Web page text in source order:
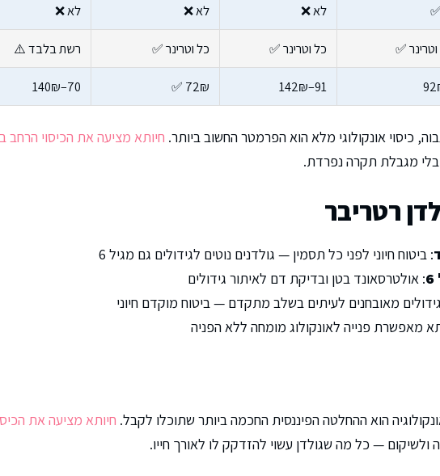
לא ❌ לא ❌ לא ❌
✅ כל וטרינר ✅ כל וטרינר ✅ רשת בלבד ⚠️
91–142₪
72₪ ✅
70–140₪
כיסוי אונקולוגי מלא הוא הפרמטר החשוב ביותר. חיותא מציעה את הכיסוי הרחב
בלי מגבלת תקרה נפרדת.
רטריבר
: ביטוח חיוני לפני כל תסמין — גולדנים נוטים לגידולים גם מגיל 6
: אולטרסאונד בטן ובדיקת דם לאיתור גידולים
מאובחנים לעיתים בשלב מתקדם — ביטוח מוקדם חיוני
מאפשרת פנייה לאונקולוג מומחה ללא הפניה
הוא ההחלטה הפיננסית החכמה ביותר שתוכלו לקבל. חיותא מציעה את
ולשיקום — כל מה שגולדן עשוי להזדקק לו לאורך חייו.